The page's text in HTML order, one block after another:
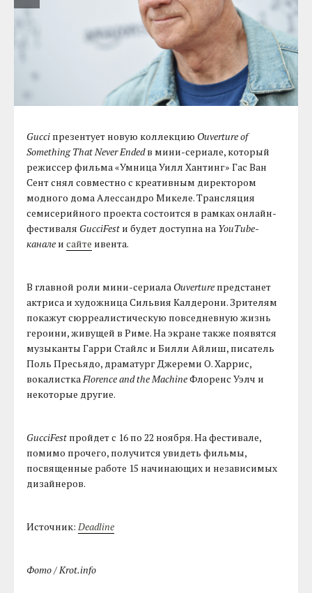
Gucci презентует новую коллекцию Ouverture of
Something That Never Endedв мини-сериале, который
режиссер фильма «Умница Уилл Хантинг» Гас Ван
Сент снял совместно с креативным директором
модного дома Алессандро Микеле. Трансляция
семисерийного проекта состоится в рамках онлайн-
фестиваля GucciFest и будет доступна на YouTube-
канале исайте ивента.
В главной роли мини-сериала Ouverture предстанет
актриса и художница Сильвия Калдерони. Зрителям
покажут сюрреалистическую повседневную жизнь
героини, живущей в Риме. На экране также появятся
музыканты Гарри Стайлс и Билли Айлиш, писатель
Поль Пресьядо, драматург Джереми О. Харрис,
вокалисткаFlorence and the MachineФлоренс Уэлч и
некоторые другие.
GucciFest пройдет с 16 по 22 ноября. На фестивале,
помимо прочего, получится увидеть фильмы,
посвященные работе 15 начинающих и независимых
дизайнеров.
Источник:Deadline
Фото / Krot.info